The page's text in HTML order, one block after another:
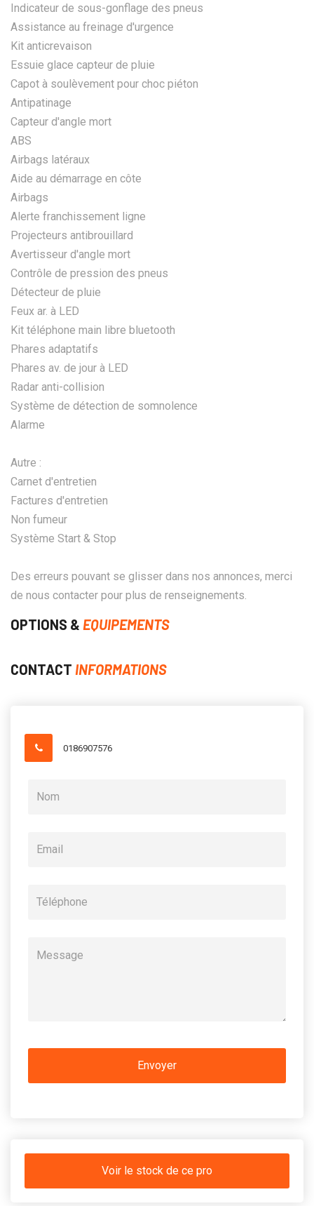
Indicateur de sous-gonflage des pneus
Assistance au freinage d'urgence
Kit anticrevaison
Essuie glace capteur de pluie
Capot à soulèvement pour choc piéton
Antipatinage
Capteur d'angle mort
ABS
Airbags latéraux
Aide au démarrage en côte
Airbags
Alerte franchissement ligne
Projecteurs antibrouillard
Avertisseur d'angle mort
Contrôle de pression des pneus
Détecteur de pluie
Feux ar. à LED
Kit téléphone main libre bluetooth
Phares adaptatifs
Phares av. de jour à LED
Radar anti-collision
Système de détection de somnolence
Alarme
Autre :
Carnet d'entretien
Factures d'entretien
Non fumeur
Système Start & Stop
Des erreurs pouvant se glisser dans nos annonces, merci
de nous contacter pour plus de renseignements.
OPTIONS & EQUIPEMENTS
CONTACT INFORMATIONS
0186907576
Voir le stock de ce pro